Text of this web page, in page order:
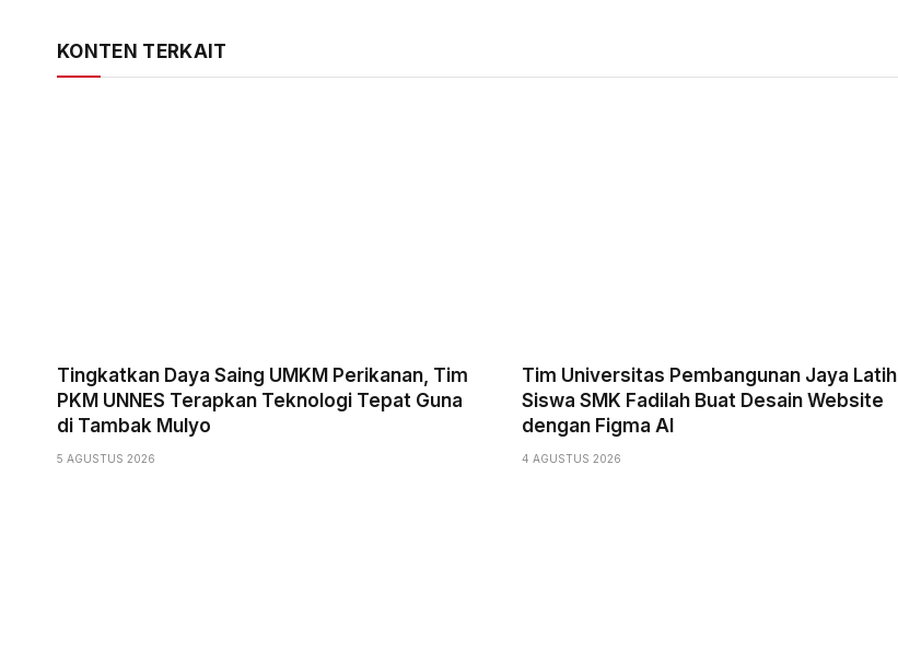
KONTEN TERKAIT
Tingkatkan Daya Saing UMKM Perikanan, Tim
PKM UNNES Terapkan Teknologi Tepat Guna
di Tambak Mulyo
5 AGUSTUS 2026
Tim Universitas Pembangunan Jaya Latih
Siswa SMK Fadilah Buat Desain Website
dengan Figma AI
4 AGUSTUS 2026